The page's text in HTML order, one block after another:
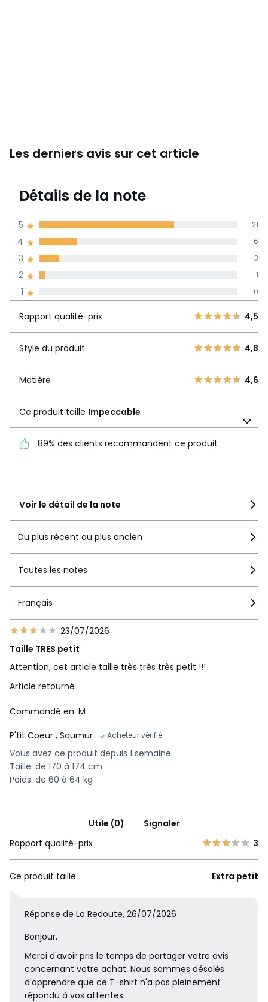
Les derniers avis sur cet article
4,5
de moyenne
obtenue sur
1
3
4,5
produit
4,8
Matière
4,6
Ce produit taille
Impeccable
Voir le détail de la note
Détails de la note
1 0
2 1
3 3
4 6
5 21
Rapport qualité-prix 4,5
Style du produit 4,8
Matière 4,6
Ce produit taille Impeccable
89% des clients recommandent ce produit
Du plus récent au plus ancien
Toutes les notes
Français
23/07/2026
Taille TRES petit
Attention, cet article taille très très très petit !!!
Article retourné
Commandé en: M
P'tit Coeur , Saumur Acheteur vérifié
Vous avez ce produit depuis 1 semaine
Taille: de 170 à 174 cm
Poids: de 60 à 64 kg
Utile (0)
Signaler
Rapport qualité-prix
3
Ce produit taille Extra petit
Réponse de La Redoute, 26/07/2026
Bonjour,
Merci d'avoir pris le temps de partager votre avis
concernant votre achat. Nous sommes désolés
d'apprendre que ce T-shirt n'a pas pleinement
répondu à vos attentes.